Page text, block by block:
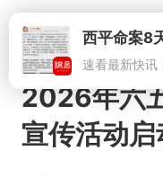
速看最新快讯
2026年六
宣传活动启